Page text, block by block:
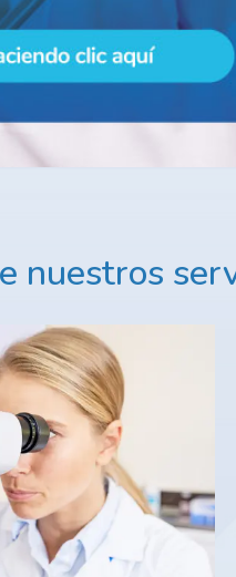
nuestros